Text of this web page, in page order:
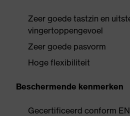
Zeer goede tastzin en
vingertoppengevoel
Zeer goede pasvorm
Hoge flexibiliteit
Beschermende kenmerken
Gecertificeerd conform EN